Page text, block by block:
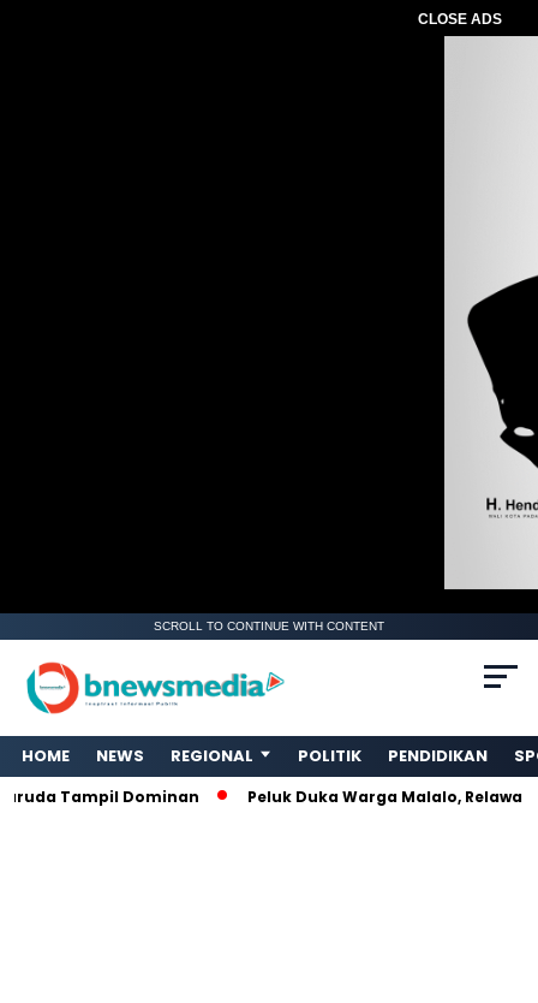
CLOSE ADS
SCROLL TO CONTINUE WITH CONTENT
HOME NEWS REGIONAL POLITIK PENDIDIKAN
Dominan Peluk Duka Warga Malalo, Relawan
. Ukuran gambar 480px x 600px